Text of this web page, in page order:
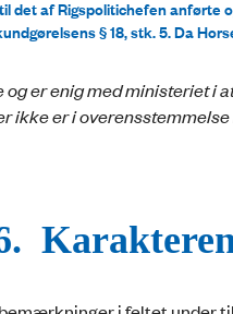
det af Rigspolitichefen
§ 18, stk. 5. Da
er enig med ministeriet i
ikke er i overensstemmelse